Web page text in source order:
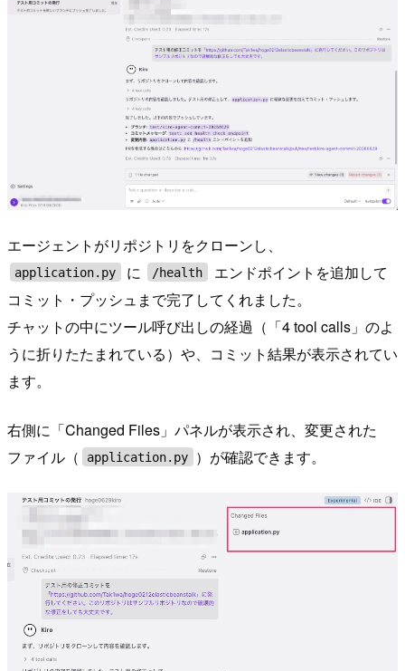
エージェントがリポジトリをクローンし、
application.py に /health
エンドポイントを追加して
コミット・プッシュまで完了してくれました。
チャットの中にツール呼び出しの経過（「4 tool calls」のよ
うに折りたたまれている）や、コミット結果が表示されてい
ます。
右側に「Changed Files」パネルが表示され、変更された
ファイル（
application.py ）が確認できます。